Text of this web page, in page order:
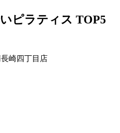
ピラティス TOP5
崎四丁目店